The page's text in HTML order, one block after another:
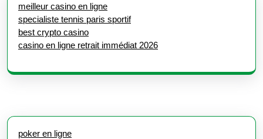
meilleur casino en ligne
specialiste tennis paris sportif
best crypto casino
casino en ligne retrait immédiat 2026
poker en ligne